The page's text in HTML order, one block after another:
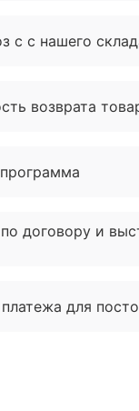
с с нашего
возврата
договору и
для